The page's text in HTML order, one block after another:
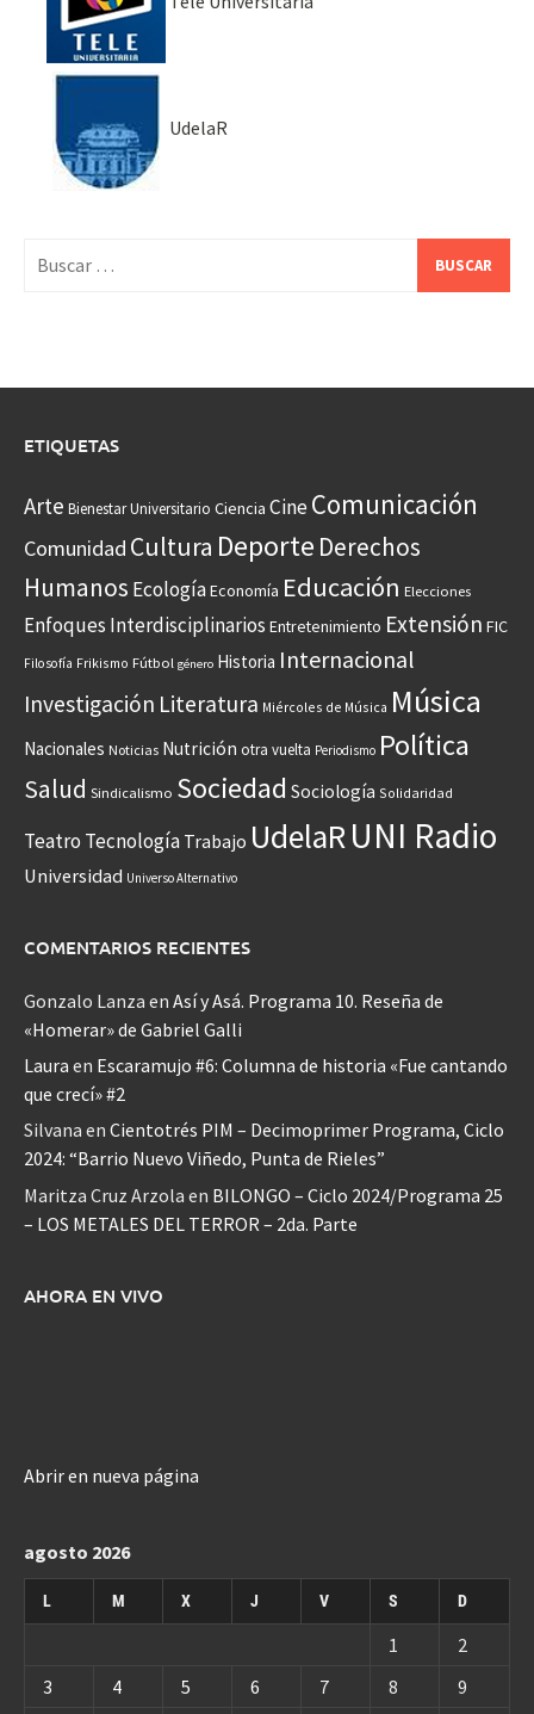
UdelaR
ETIQUETAS
Arte Bienestar Universitario Ciencia CineComunicación
Comunidad Cultura Deporte Derechos
Humanos EcologíaEconomía Educación Elecciones
Enfoques Interdisciplinarios Entretenimiento Extensión FIC
Filosofía Frikismo Fútbol género Historia Internacional
Investigación Literatura Miércoles de Música Música
Nacionales Noticias Nutrición otra vuelta Periodismo Política
Salud Sindicalismo Sociedad Sociología Solidaridad
Teatro Tecnología Trabajo UdelaR UNI Radio
Universidad Universo Alternativo
COMENTARIOS RECIENTES
Gonzalo Lanza en Así y Asá. Programa 10. Reseña de
«Homerar» de Gabriel Galli
Laura en Escaramujo #6: Columna de historia «Fue cantando
que crecí» #2
Silvana en Cientotrés PIM – Decimoprimer Programa, Ciclo
2024: “Barrio Nuevo Viñedo, Punta de Rieles”
Maritza Cruz Arzola en BILONGO – Ciclo 2024/Programa 25
– LOS METALES DEL TERROR – 2da. Parte
AHORA EN VIVO
Abrir en nueva página
agosto 2026
L M X J V S D
1
2
3
4 5 6 7 8
9